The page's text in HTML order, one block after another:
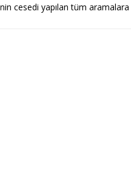
cesedi yapılan tüm